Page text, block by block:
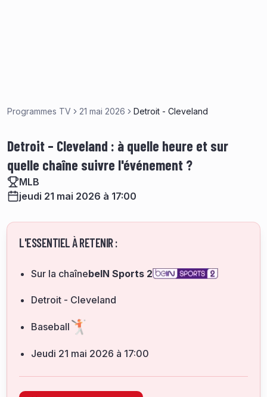
Programmes TV 21 mai 2026 Detroit - Cleveland
Detroit – Cleveland : à quelle heure et sur
quelle chaîne suivre l'événement ?
MLB
jeudi 21 mai 2026 à 17:00
L'ESSENTIEL À RETENIR :
Sur la chaînebeIN Sports 2
Detroit - Cleveland
Baseball
jeudi 21 mai 2026 à 17:00